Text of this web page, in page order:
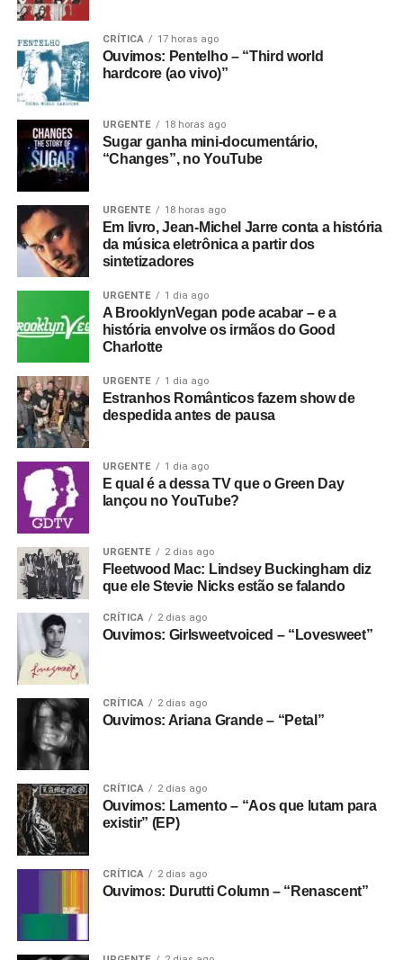
CRÍTICA 17 horas ago
Ouvimos: Pentelho – “Third world
hardcore (ao vivo)”
URGENTE 18 horas ago
Sugar ganha mini-documentário,
“Changes”, no YouTube
URGENTE 18 horas ago
Em livro, Jean-Michel Jarre conta a história
da música eletrônica a partir dos
sintetizadores
URGENTE 1 dia ago
A BrooklynVegan pode acabar – e a
história envolve os irmãos do Good
Charlotte
URGENTE 1 dia ago
Estranhos Românticos fazem show de
despedida antes de pausa
URGENTE 1 dia ago
E qual é a dessa TV que o Green Day
lançou no YouTube?
URGENTE 2 dias ago
Fleetwood Mac: Lindsey Buckingham diz
que ele Stevie Nicks estão se falando
CRÍTICA 2 dias ago
Ouvimos: Girlsweetvoiced – “Lovesweet”
CRÍTICA 2 dias ago
Ouvimos: Ariana Grande – “Petal”
CRÍTICA 2 dias ago
Ouvimos: Lamento – “Aos que lutam para
existir” (EP)
CRÍTICA 2 dias ago
Ouvimos: Durutti Column – “Renascent”